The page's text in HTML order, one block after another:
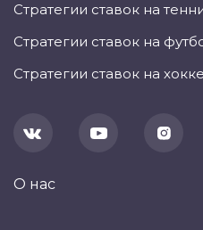
Стратегии ставок на
Стратегии ставок на
Стратегии ставок на
О нас